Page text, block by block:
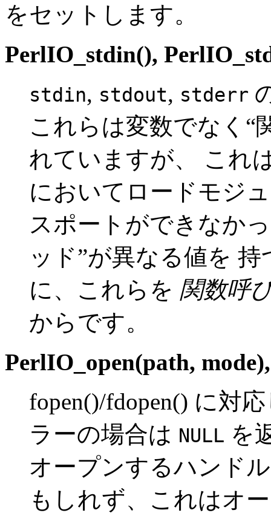
をセットします。
PerlIO_stdin(),
stdin, stdout, stderr
これらは変数でなく“
れていますが、 これ
においてロードモジ
スポートができなか
ッド”が異なる値を
に、これらを 関数呼
からです。
PerlIO_open(path, mode)
fopen()/fdopen() に対
ラーの場合は NULL を
オープンするハンド
もしれず、これはオ